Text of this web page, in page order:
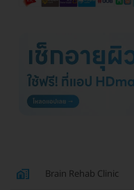
Brain Rehab Clinic